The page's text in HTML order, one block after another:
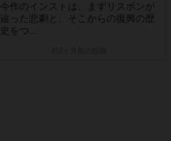
今作のインストは、まずリスボンが
辿った悲劇と、そこからの復興の歴
史をつ...